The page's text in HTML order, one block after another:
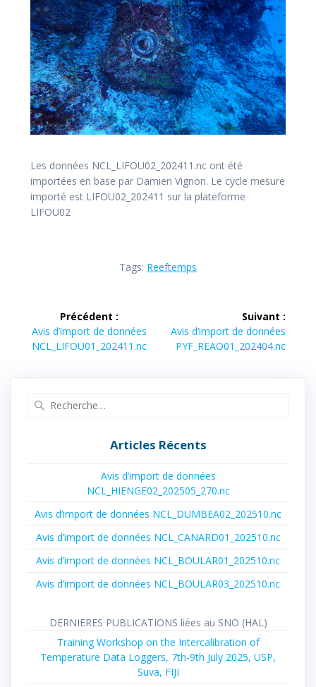
Les données NCL_LIFOU02_202411.nc ont été
importées en base par Damien Vignon. Le cycle mesure
importé est LIFOU02_202411 sur la plateforme
LIFOU02
Tags: Reeftemps
Navigation
de
Précédent :
Article
précédent :
Avis d’import de données
NCL_LIFOU01_202411.nc
Suivant :
Article
suivant :
Avis d’import de données
PYF_REAO01_202404.nc
Articles Récents
Avis d’import de données
NCL_HIENGE02_202505_270.nc
Avis d’import de données NCL_DUMBEA02_202510.nc
Avis d’import de données NCL_CANARD01_202510.nc
Avis d’import de données NCL_BOULAR01_202510.nc
Avis d’import de données NCL_BOULAR03_202510.nc
DERNIERES PUBLICATIONS liées au SNO (HAL)
Training Workshop on the Intercalibration of
Temperature Data Loggers, 7th-9th July 2025, USP,
Suva, FIJI